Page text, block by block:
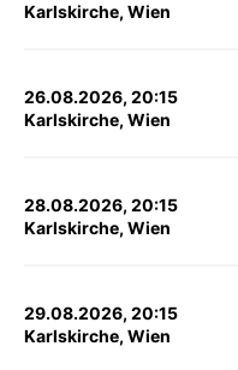
Karlskirche, Wien
26.08.2026, 20:15
Karlskirche, Wien
28.08.2026, 20:15
Karlskirche, Wien
29.08.2026, 20:15
Karlskirche, Wien